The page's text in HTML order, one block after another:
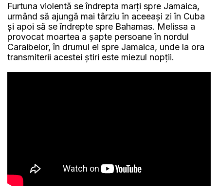
Furtuna violentă se îndrepta marți spre Jamaica,
urmând să ajungă mai târziu în aceeași zi în Cuba
și apoi să se îndrepte spre Bahamas. Melissa a
provocat moartea a șapte persoane în nordul
Caraibelor, în drumul ei spre Jamaica, unde la ora
transmiterii acestei știri este miezul nopții.